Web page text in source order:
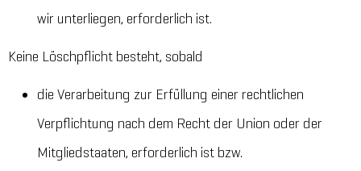
wir unterliegen, erforderlich ist.
Keine Löschpflicht besteht, sobald
die Verarbeitung zur Erfüllung einer rechtlichen
Verpflichtung nach dem Recht der Union oder der
Mitgliedstaaten, erforderlich ist bzw.